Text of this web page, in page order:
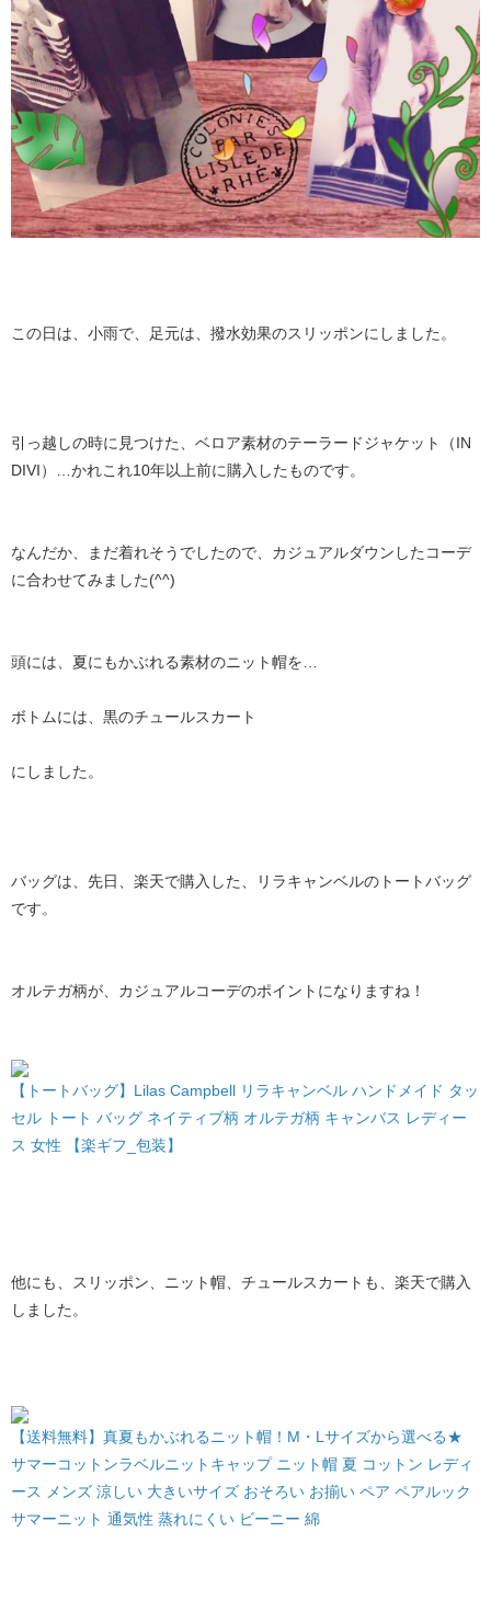
この日は、小雨で、足元は、撥水効果のスリッポンにしました。
引っ越しの時に見つけた、ベロア素材のテーラードジャケット（IN
DIVI）…かれこれ10年以上前に購入したものです。
なんだか、まだ着れそうでしたので、カジュアルダウンしたコーデ
に合わせてみました(^^)
頭には、夏にもかぶれる素材のニット帽を…
ボトムには、黒のチュールスカート
にしました。
バッグは、先日、楽天で購入した、リラキャンベルのトートバッグ
です。
オルテガ柄が、カジュアルコーデのポイントになりますね！
【トートバッグ】Lilas Campbell リラキャンベル ハンドメイド タッ
セル トート バッグ ネイティブ柄 オルテガ柄 キャンバス レディー
ス 女性 【楽ギフ_包装】
他にも、スリッポン、ニット帽、チュールスカートも、楽天で購入
しました。
【送料無料】真夏もかぶれるニット帽！M・Lサイズから選べる★
サマーコットンラベルニットキャップ ニット帽 夏 コットン レディ
ース メンズ 涼しい 大きいサイズ おそろい お揃い ペア ペアルック
サマーニット 通気性 蒸れにくい ビーニー 綿